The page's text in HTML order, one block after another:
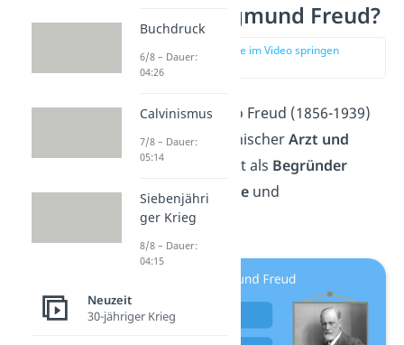
Wer war Sigmund Freud?
zur Stelle im Video springen
Sigmund Schlomo Freud (1856-1939)
war ein österreichischerArzt und
Psychologe
. Er gilt als Begründer
der Psychoanalyse und
Traumdeutung.
Buchdruck
6/8 – Dauer:
04:26
Calvinismus
7/8 – Dauer:
05:14
Siebenjähri
ger Krieg
8/8 – Dauer:
04:15
Neuzeit
30-jähriger Krieg